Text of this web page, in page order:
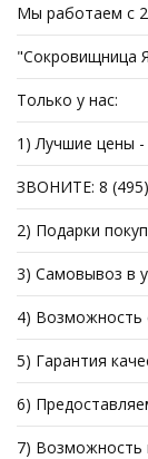
Мы работаем с
"Сокровищница
Только у нас:
1) Лучшие цены -
ЗВОНИТЕ: 8
2) Подарки
3) Самовывоз в
4) Возможность
5) Гарантия
6)
7) Возможность